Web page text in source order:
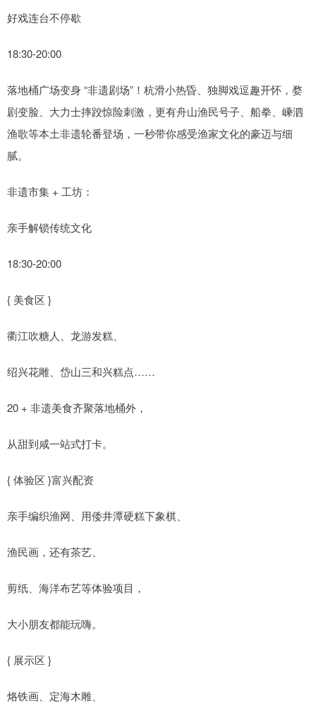
好戏连台不停歇
18:30-20:00
落地桶广场变身 “非遗剧场”！杭滑小热昏、独脚戏逗趣开怀，婺
剧变脸、大力士摔跤惊险刺激，更有舟山渔民号子、船拳、嵊泗
渔歌等本土非遗轮番登场，一秒带你感受渔家文化的豪迈与细
腻。
非遗市集 + 工坊：
亲手解锁传统文化
18:30-20:00
{ 美食区 }
衢江吹糖人、龙游发糕、
绍兴花雕、岱山三和兴糕点……
20 + 非遗美食齐聚落地桶外，
从甜到咸一站式打卡。
{ 体验区 }富兴配资
亲手编织渔网、用倭井潭硬糕下象棋、
渔民画，还有茶艺、
剪纸、海洋布艺等体验项目，
大小朋友都能玩嗨。
{ 展示区 }
烙铁画、定海木雕、